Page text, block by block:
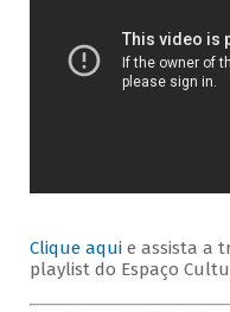
Clique aquie assista a
playlist do Espaço